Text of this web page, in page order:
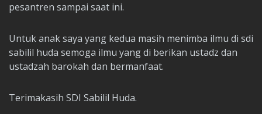
pesantren sampai saat ini.
Untuk anak saya yang kedua masih menimba ilmu di sdi
sabilil huda semoga ilmu yang di berikan ustadz dan
ustadzah barokah dan bermanfaat.
Terimakasih SDI Sabilil Huda.